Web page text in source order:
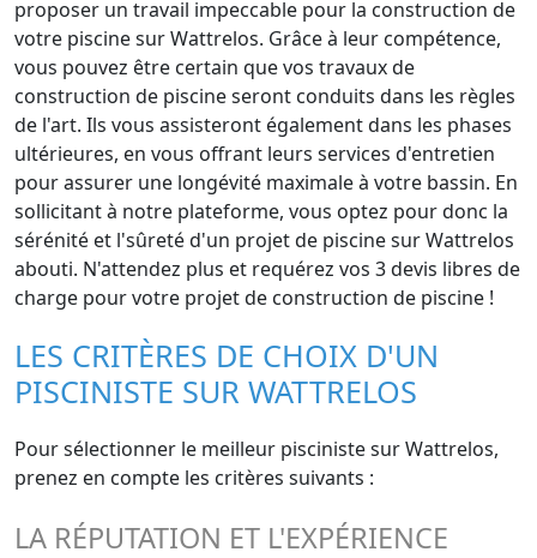
proposer un travail impeccable pour la construction de
votre piscine sur Wattrelos. Grâce à leur compétence,
vous pouvez être certain que vos travaux de
construction de piscine seront conduits dans les règles
de l'art. Ils vous assisteront également dans les phases
ultérieures, en vous offrant leurs services d'entretien
pour assurer une longévité maximale à votre bassin. En
sollicitant à notre plateforme, vous optez pour donc la
sérénité et l'sûreté d'un projet de piscine sur Wattrelos
abouti. N'attendez plus et requérez vos 3 devis libres de
charge pour votre projet de construction de piscine !
LES CRITÈRES DE CHOIX D'UN
PISCINISTE SUR WATTRELOS
Pour sélectionner le meilleur pisciniste sur Wattrelos,
prenez en compte les critères suivants :
LA RÉPUTATION ET L'EXPÉRIENCE